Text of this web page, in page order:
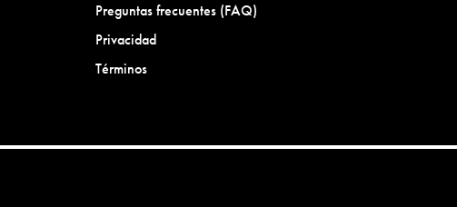
Preguntas frecuentes (FAQ)
Privacidad
Términos